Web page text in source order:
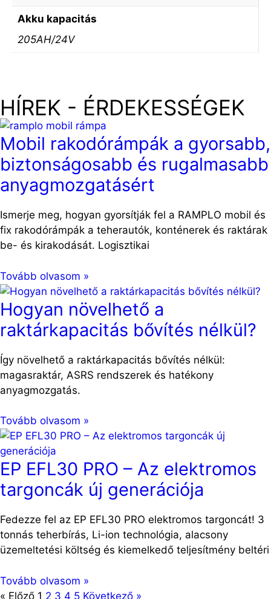
Akku kapacitás
205AH/24V
HÍREK - ÉRDEKESSÉGEK
Mobil rakodórámpák a gyorsabb,
biztonságosabb és rugalmasabb
anyagmozgatásért
Ismerje meg, hogyan gyorsítják fel a RAMPLO mobil és
fix rakodórámpák a teherautók, konténerek és raktárak
be- és kirakodását. Logisztikai
Tovább olvasom »
Hogyan növelhető a
raktárkapacitás bővítés nélkül?
Így növelhető a raktárkapacitás bővítés nélkül:
magasraktár, ASRS rendszerek és hatékony
anyagmozgatás.
Tovább olvasom »
EP EFL30 PRO – Az elektromos
targoncák új generációja
Fedezze fel az EP EFL30 PRO elektromos targoncát! 3
tonnás teherbírás, Li-ion technológia, alacsony
üzemeltetési költség és kiemelkedő teljesítmény beltéri
Tovább olvasom »
« Előző 1 2 3 4 5 Következő »